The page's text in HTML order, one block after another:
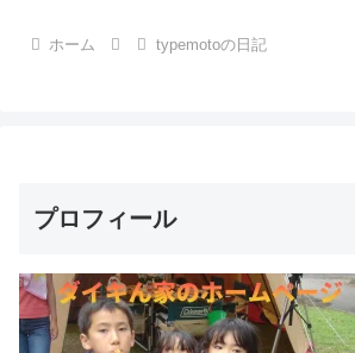
ホーム typemotoの日記
プロフィール